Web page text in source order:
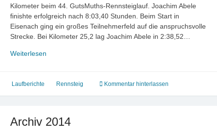
Kilometer beim 44. GutsMuths-Rennsteiglauf. Joachim Abele
finishte erfolgreich nach 8:03,40 Stunden. Beim Start in
Eisenach ging ein großes Teilnehmerfeld auf die anspruchsvolle
Strecke. Bei Kilometer 25,2 lag Joachim Abele in 2:38,52…
Weiterlesen
beim
Laufberichte Rennsteig Kommentar hinterlassen
Archiv 2014